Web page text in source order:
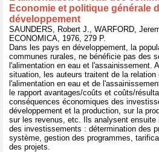
Economie et politique générale
développement
SAUNDERS, Robert J., WARFORD,
ECONOMICA, 1976, 279 P.
Dans les pays en développement, la
communes rurales, ne bénéficie pas des
l'alimentation en eau et l'assainissement.
situation, les auteurs traitent de la relation
l'alimentation en eau et de
le rapport avantages/coûts et coûts/
conséquences économiques des
développement et la production, sur la
sur les revenus, etc. Ils analysent
des investissements : détermination des
système, gestion des programmes,
des projets.